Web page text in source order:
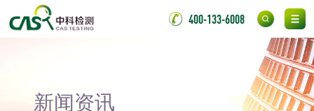
400-133-6008
新闻资讯
保险柜检测 气弹簧检测
非金属材料